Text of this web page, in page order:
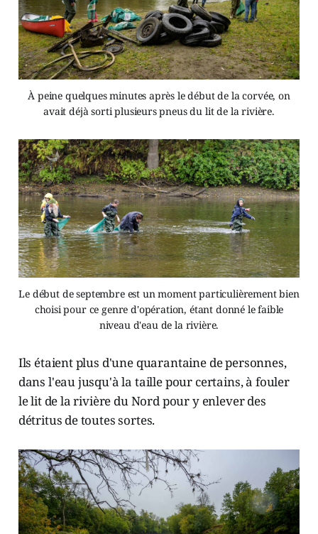
À peine quelques minutes après le début de la corvée, on
avait déjà sorti plusieurs pneus du lit de la rivière.
Le début de septembre est un moment particulièrement bien
choisi pour ce genre d'opération, étant donné le faible
niveau d'eau de la rivière.
Ils étaient plus d'une quarantaine de personnes,
dans l'eau jusqu'à la taille pour certains, à fouler
le lit de la rivière du Nord pour y enlever des
détritus de toutes sortes.